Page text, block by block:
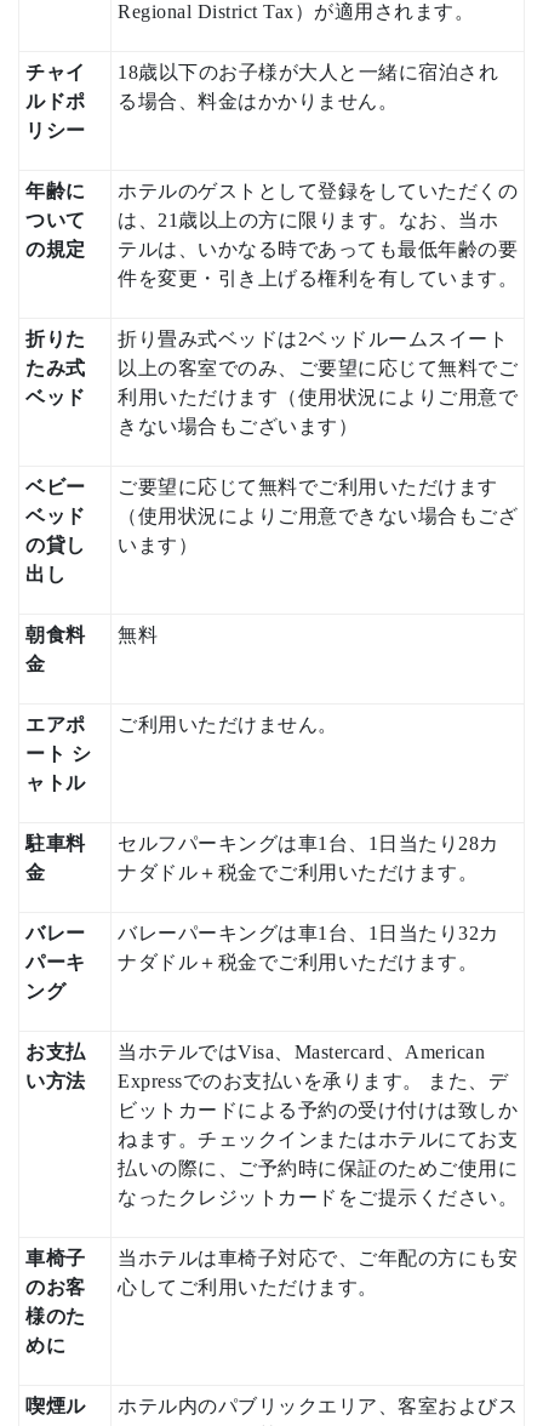
Regional District Tax）が適用されます。
チャイ
ルドポ
リシー
18歳以下のお子様が大人と一緒に宿泊され
る場合、料金はかかりません。
年齢に
ついて
の規定
ホテルのゲストとして登録をしていただくの
は、21歳以上の方に限ります。なお、当ホ
テルは、いかなる時であっても最低年齢の要
件を変更・引き上げる権利を有しています。
折りた
たみ式
ベッド
折り畳み式ベッドは2ベッドルームスイート
以上の客室でのみ、ご要望に応じて無料でご
利用いただけます（使用状況によりご用意で
きない場合もございます）
ベビー
ベッド
の貸し
出し
ご要望に応じて無料でご利用いただけます
（使用状況によりご用意できない場合もござ
います）
朝食料
金
無料
エアポ
ート シ
ャトル
ご利用いただけません。
駐車料
金
セルフパーキングは車1台、1日当たり28カ
ナダドル＋税金でご利用いただけます。
バレー
パーキ
ング
バレーパーキングは車1台、1日当たり32カ
ナダドル＋税金でご利用いただけます。
お支払
い方法
当ホテルではVisa、Mastercard、American
Expressでのお支払いを承ります。 また、デ
ビットカードによる予約の受け付けは致しか
ねます。チェックインまたはホテルにてお支
払いの際に、ご予約時に保証のためご使用に
なったクレジットカードをご提示ください。
車椅子
のお客
様のた
めに
当ホテルは車椅子対応で、ご年配の方にも安
心してご利用いただけます。
喫煙ル
ホテル内のパブリックエリア、客室およびス